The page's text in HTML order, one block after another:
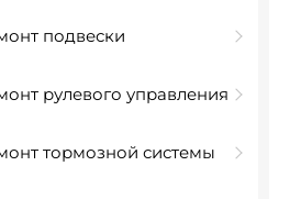
подвески
рулевого управления
тормозной системы